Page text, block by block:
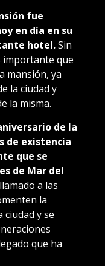
fue
en día en su
hotel.Sin
importante que
mansión, ya
la ciudad y
la misma.
de la
de existencia
que se
de Mar del
a las
la
ciudad y se
que ha